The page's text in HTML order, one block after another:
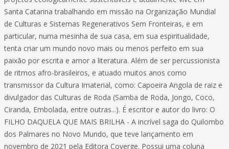
Santa Catarina trabalhando em missão na Organização Mundial
de Culturas e Sistemas Regenerativos Sem Fronteiras, e em
particular, numa mesinha de sua casa, em sua espiritualidade,
tenta criar um mundo novo mais ou menos perfeito em sua
paixão por escrita e amor a literatura. Além de ser percussionista
de ritmos afro-brasileiros, e atuado muitos anos como
transmissor da Cultura Imaterial, como: Capoeira Angola de raiz e
divulgador das Culturas de Roda (Samba de Roda, Jongo, Coco,
Ciranda, Embolada, entre outras...). É escritor e autor do livro: O
FILHO DAQUELA QUE MAIS BRILHA - A incrível saga do Quilombo
dos Palmares no Novo Mundo, que teve lançamento em
novembro de 2021 pela Editora Coverge. Possui uma coluna